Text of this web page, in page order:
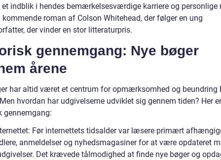
indblik i hendes bemærkelsesværdige karriere og personlige
kommende roman af Colson Whitehead, der følger en ung
der vinder en stor litteraturpris.
gennemgang: Nye bøger
årene
har altid været et centrum for opmærksomhed og beundring
hvordan har udgivelserne udviklet sig gennem tiden? Her
gennemgang:
Før internettets tidsalder var læsere primært
anmeldelser og nyhedsmagasiner for at være opdateret
Det krævede tålmodighed at finde nye bøger og